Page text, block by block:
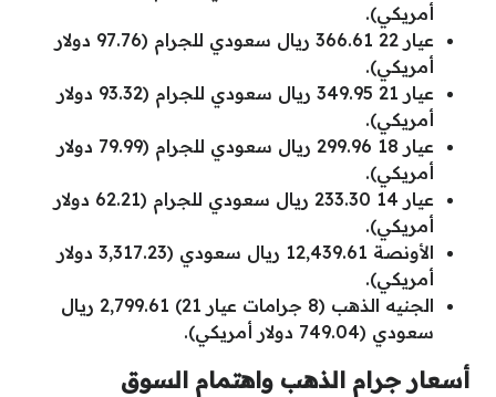
أمريكي).
عيار 22 366.61 ريال سعودي للجرام (97.76 دولار
أمريكي).
عيار 21 349.95 ريال سعودي للجرام (93.32 دولار
أمريكي).
عيار 18 299.96 ريال سعودي للجرام (79.99 دولار
أمريكي).
عيار 14 233.30 ريال سعودي للجرام (62.21 دولار
أمريكي).
الأونصة 12,439.61 ريال سعودي (3,317.23 دولار
أمريكي).
الجنيه الذهب (8 جرامات عيار 21) 2,799.61 ريال
سعودي (749.04 دولار أمريكي).
أسعار جرام الذهب واهتمام السوق